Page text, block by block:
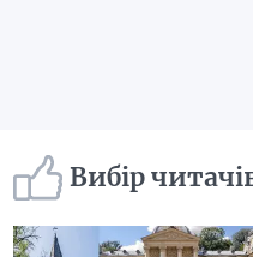
Вибір